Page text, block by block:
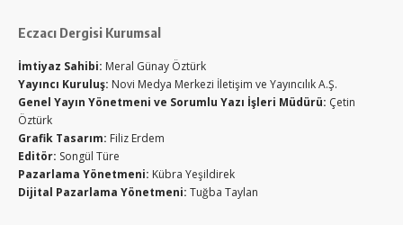
Eczacı Dergisi Kurumsal
İmtiyaz Sahibi: Meral Günay Öztürk
Yayıncı Kuruluş: Novi Medya Merkezi İletişim ve Yayıncılık A.Ş.
Genel Yayın Yönetmeni ve Sorumlu Yazı İşleri Müdürü: Çetin
Öztürk
Grafik Tasarım: Filiz Erdem
Editör: Songül Türe
Pazarlama Yönetmeni: Kübra Yeşildirek
Dijital Pazarlama Yönetmeni: Tuğba Taylan